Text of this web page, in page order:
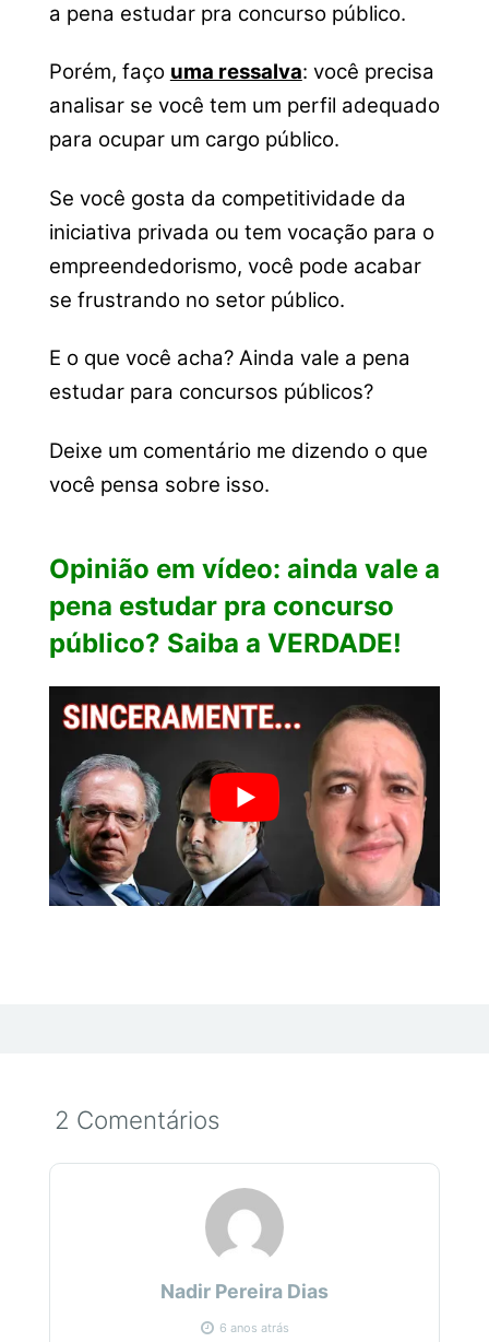
a pena estudar pra concurso público.
Porém, faço uma ressalva: você precisa
analisar se você tem um perfil adequado
para ocupar um cargo público.
Se você gosta da competitividade da
iniciativa privada ou tem vocação para o
empreendedorismo, você pode acabar
se frustrando no setor público.
E o que você acha? Ainda vale a pena
estudar para concursos públicos?
Deixe um comentário me dizendo o que
você pensa sobre isso.
Opinião em vídeo: ainda vale a
pena estudar pra concurso
público? Saiba a VERDADE!
2 Comentários
Nadir Pereira Dias
6 anos atrás